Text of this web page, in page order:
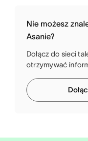
Nie możesz
Asanie?
Dołącz do sieci
otrzymywać